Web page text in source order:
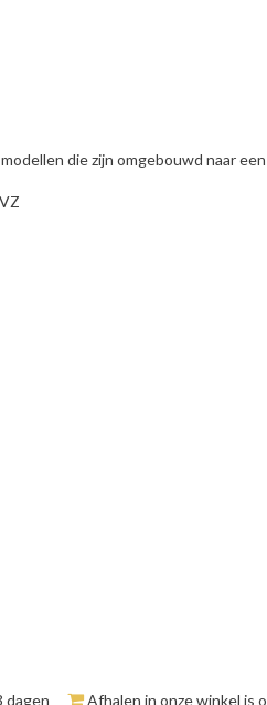
die zijn omgebouwd naar
dagen Afhalen in onze winkel is